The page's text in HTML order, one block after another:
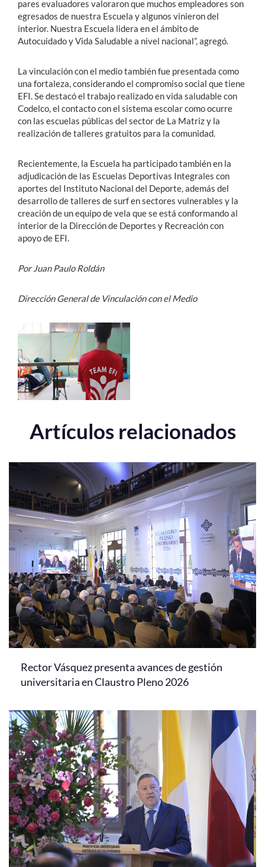
pares evaluadores valoraron que muchos empleadores son
egresados de nuestra Escuela y algunos vinieron del
interior. Nuestra Escuela lidera en el ámbito de
Autocuidado y Vida Saludable a nivel nacional”, agregó.
La vinculación con el medio también fue presentada como
una fortaleza, considerando el compromiso social que tiene
EFI. Se destacó el trabajo realizado en vida saludable con
Codelco, el contacto con el sistema escolar como ocurre
con las escuelas públicas del sector de La Matriz y la
realización de talleres gratuitos para la comunidad.
Recientemente, la Escuela ha participado también en la
adjudicación de las Escuelas Deportivas Integrales con
aportes del Instituto Nacional del Deporte, además del
desarrollo de talleres de surf en sectores vulnerables y la
creación de un equipo de vela que se está conformando al
interior de la Dirección de Deportes y Recreación con
apoyo de EFI.
Por Juan Paulo Roldán
Dirección General de Vinculación con el Medio
Artículos relacionados
Rector Vásquez presenta avances de gestión
universitaria en Claustro Pleno 2026